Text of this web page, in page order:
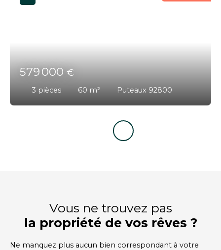
579 000€
3 pièces 60 m² Puteaux 92800
Vous ne trouvez pas
la propriété de vos rêves ?
Ne manquez plus aucun bien correspondant à votre